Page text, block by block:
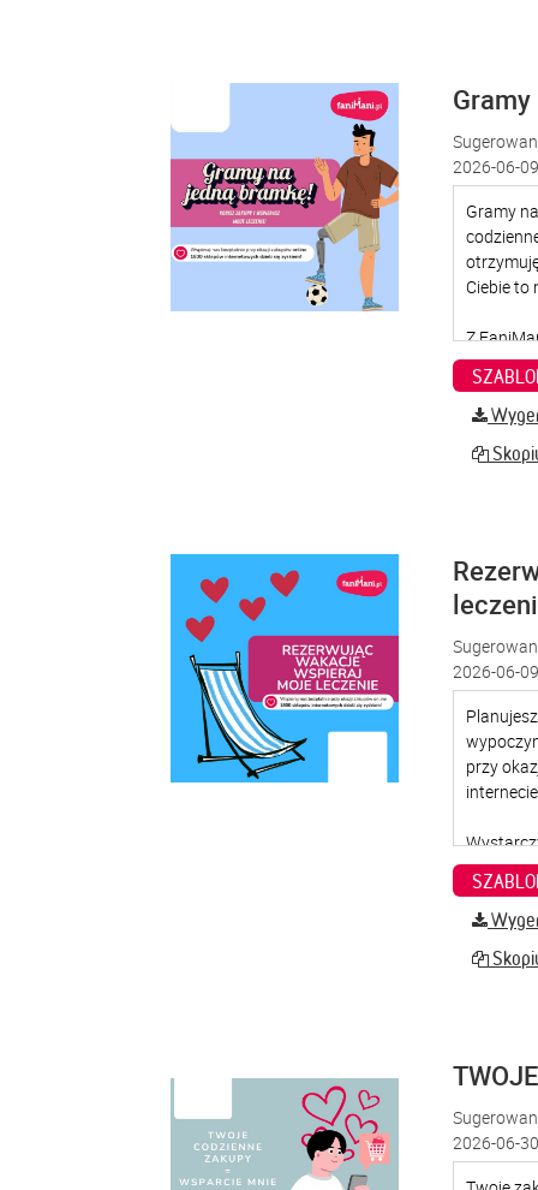
2026-06-
2026-06-
2026-06-